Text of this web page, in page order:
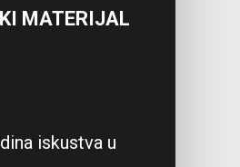
MATERIJAL
iskustva u